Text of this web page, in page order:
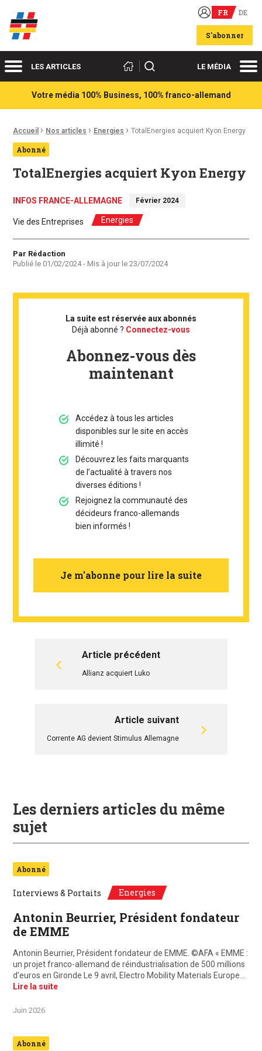
Acteurs du franco-allemand FR DE
S'abonner
MenuLES ARTICLES Rechercher LE MÉDIA
Votre média 100% Business, 100% franco-allemand
Fil d'Ariane :
Accueil › Nos articles › Energies › TotalEnergies acquiert Kyon Energy
Abonné
TotalEnergies acquiert Kyon Energy
INFOS FRANCE-ALLEMAGNE Février 2024
Vie des Entreprises Energies
Auteur
Par Rédaction
Publié le 01/02/2024- Mis à jour le 23/07/2024
La suite est réservée aux abonnés
Déjà abonné ? Connectez-vous
Abonnez-vous dès
maintenant
Accédez à tous les articles
disponibles sur le site en accès
illimité !
Découvrez les faits marquants
de l’actualité à travers nos
diverses éditions !
Rejoignez la communauté des
décideurs franco-allemands
bien informés !
Je m'abonne pour lire la suite
Article précédent
Allianz acquiert Luko
Article suivant
Corrente AG devient Stimulus Allemagne
Les derniers articles du même
sujet
Abonné
Interviews & Portaits Energies
Antonin Beurrier, Président fondateur
de EMME
Antonin Beurrier, Président fondateur de EMME. ©AFA « EMME :
un projet franco-allemand de réindustrialisation de 500 millions
d’euros en Gironde Le 9 avril, Electro Mobility Materials Europe…
Lire la suite
Juin 2026
Abonné